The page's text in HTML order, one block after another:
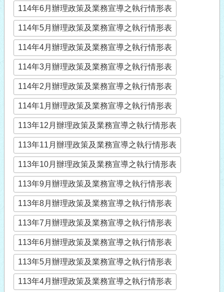
114年6月辦理政策及業務宣導之執行情形表
114年5月辦理政策及業務宣導之執行情形表
114年4月辦理政策及業務宣導之執行情形表
114年3月辦理政策及業務宣導之執行情形表
114年2月辦理政策及業務宣導之執行情形表
114年1月辦理政策及業務宣導之執行情形表
113年12月辦理政策及業務宣導之執行情形表
113年11月辦理政策及業務宣導之執行情形表
113年10月辦理政策及業務宣導之執行情形表
113年9月辦理政策及業務宣導之執行情形表
113年8月辦理政策及業務宣導之執行情形表
113年7月辦理政策及業務宣導之執行情形表
113年6月辦理政策及業務宣導之執行情形表
113年5月辦理政策及業務宣導之執行情形表
113年4月辦理政策及業務宣導之執行情形表